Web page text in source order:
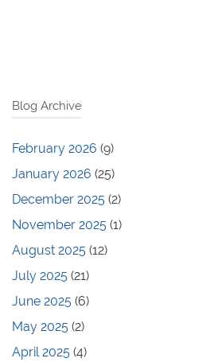
Blog Archive
February 2026 (9)
January 2026 (25)
December 2025 (2)
November 2025 (1)
August 2025 (12)
July 2025 (21)
June 2025 (6)
May 2025 (2)
April 2025 (4)